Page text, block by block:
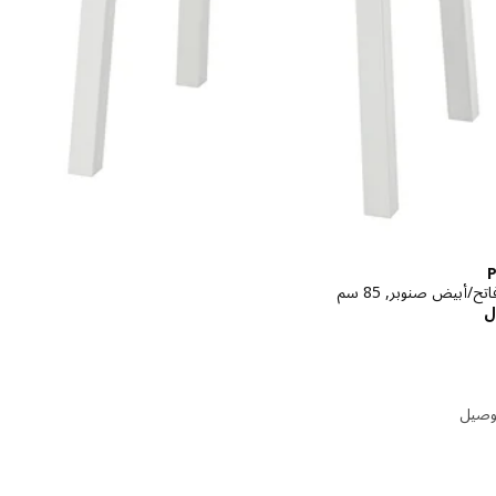
أبيض صنوبر, 85 سم
الاسعار ريال 345